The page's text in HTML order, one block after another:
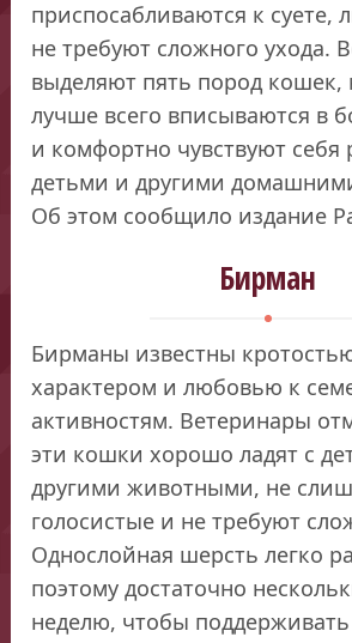
приспосабливаются к суете,
не требуют сложного ухода.
выделяют пять пород кошек,
лучше всего вписываются в
и комфортно чувствуют себя
детьми и другими
Об этом сообщило издание
Бирман
Бирманы известны
характером и любовью к
активностям. Ветеринары
эти кошки хорошо ладят с
другими животными, не
голосистые и не требуют
Однослойная шерсть легко
поэтому достаточно
неделю, чтобы поддерживать